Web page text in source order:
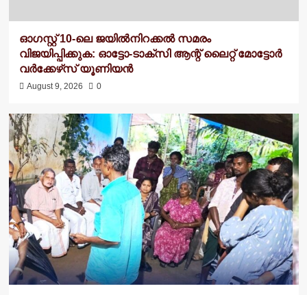
ഓഗസ്റ്റ് 10-ലെ ജയിൽനിറക്കൽ സമരം
വിജയിപ്പിക്കുക: ഓട്ടോ-ടാക്‌സി ആന്റ് ലൈറ്റ് മോട്ടോർ
വർക്കേഴ്‌സ് യൂണിയൻ
August 9, 2026 0